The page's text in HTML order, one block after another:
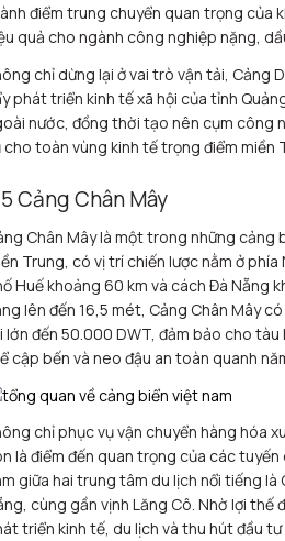
điểm trung chuyển quan trọng của
quả cho ngành công nghiệp nặng,
chỉ dừng lại ở vai trò vận tải, Cảng
phát triển kinh tế xã hội của tỉnh
nước, đồng thời tạo nên cụm công
cho toàn vùng kinh tế trọng điểm miền
Cảng Chân Mây
Chân Mây là một trong những cảng
Trung, có vị trí chiến lược nằm ở
Huế khoảng 60 km và cách Đà Nẵng
lên đến 16,5 mét, Cảng Chân Mây
lớn đến 50.000 DWT, đảm bảo cho
cập bến và neo đậu an toàn quanh
chỉ phục vụ vận chuyển hàng hóa
là điểm đến quan trọng của các
giữa hai trung tâm du lịch nổi tiếng là
cùng gần vịnh Lăng Cô. Nhờ lợi
triển kinh tế, du lịch và thu hút đầu